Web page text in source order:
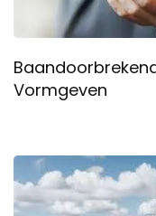
Vormgeven